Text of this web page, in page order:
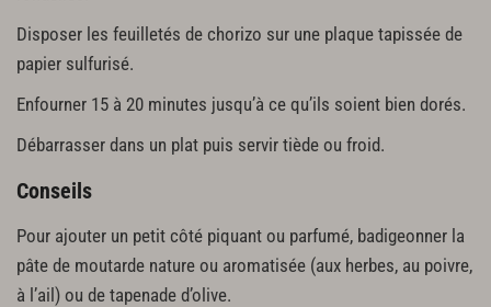
Disposer les feuilletés de chorizo sur une plaque tapissée de
papier sulfurisé.
Enfourner 15 à 20 minutes jusqu’à ce qu’ils soient bien dorés.
Débarrasser dans un plat puis servir tiède ou froid.
Conseils
Pour ajouter un petit côté piquant ou parfumé, badigeonner la
pâte de moutarde nature ou aromatisée (aux herbes, au poivre,
à l’ail) ou de tapenade d’olive.